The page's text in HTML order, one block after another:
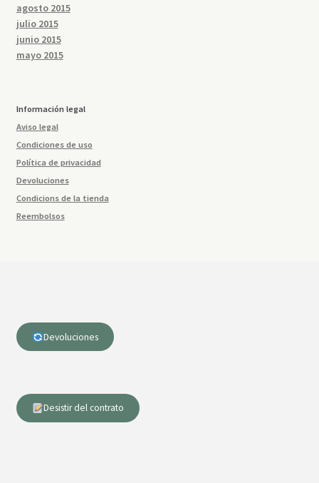
agosto 2015
julio 2015
junio 2015
mayo 2015
Información legal
Aviso legal
Condiciones de uso
Política de privacidad
Devoluciones
Condicions de la tienda
Reembolsos
Devoluciones
Desistir del contrato